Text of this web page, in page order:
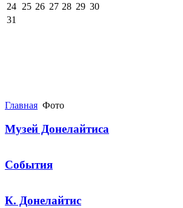
24 25 26 27 28 29 30
31
Главная Фото
Музей Донелайтиса
События
К. Донелайтис